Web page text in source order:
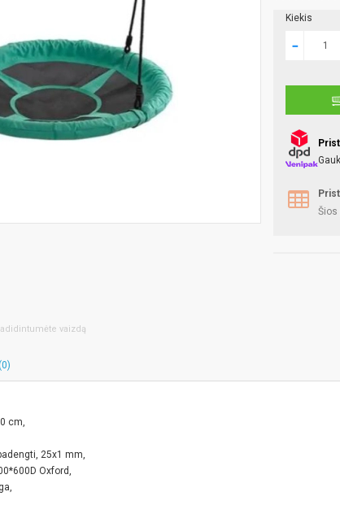
vaizdą
Kiekis
Šios
cm,
25x1 mm,
Oxford,